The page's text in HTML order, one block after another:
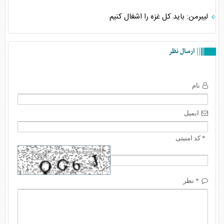
لیبرمن: باید کل غزه را اشغال کنیم
ارسال نظر
نام
ایمیل
* کد امنیتی
* نظر